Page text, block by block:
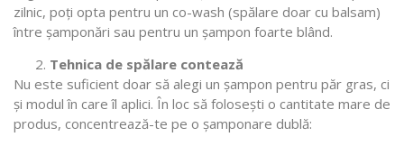
zilnic, poți opta pentru un co-wash (spălare doar cu balsam)
între șamponări sau pentru un șampon foarte blând.
Tehnica de spălare contează
Nu este suficient doar să alegi un șampon pentru păr gras, ci
și modul în care îl aplici. În loc să folosești o cantitate mare de
produs, concentrează-te pe o șamponare dublă: